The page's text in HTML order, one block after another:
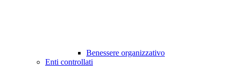
Benessere organizzativo
Enti controllati